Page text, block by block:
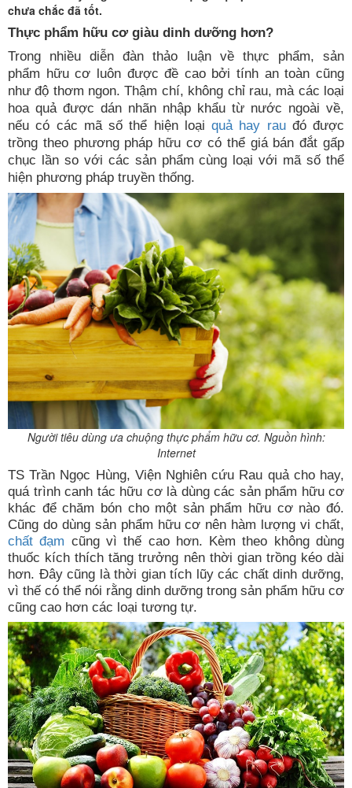
chưa chắc đã tốt.
Thực phẩm hữu cơ giàu dinh dưỡng hơn?
Trong nhiều diễn đàn thảo luận về thực phẩm, sản
phẩm hữu cơ luôn được đề cao bởi tính an toàn cũng
như độ thơm ngon. Thậm chí, không chỉ rau, mà các loại
hoa quả được dán nhãn nhập khẩu từ nước ngoài về,
nếu có các mã số thể hiện loại quả hay rauđó được
trồng theo phương pháp hữu cơ có thể giá bán đắt gấp
chục lần so với các sản phẩm cùng loại với mã số thể
hiện phương pháp truyền thống.
Người tiêu dùng ưa chuộng thực phẩm hữu cơ. Nguồn hình:
Internet
TS Trần Ngọc Hùng, Viện Nghiên cứu Rau quả cho hay,
quá trình canh tác hữu cơ là dùng các sản phẩm hữu cơ
khác để chăm bón cho một sản phẩm hữu cơ nào đó.
Cũng do dùng sản phẩm hữu cơ nên hàm lượng vi chất,
chất đạm cũng vì thế cao hơn. Kèm theo không dùng
thuốc kích thích tăng trưởng nên thời gian trồng kéo dài
hơn. Đây cũng là thời gian tích lũy các chất dinh dưỡng,
vì thế có thể nói rằng dinh dưỡng trong sản phẩm hữu cơ
cũng cao hơn các loại tương tự.